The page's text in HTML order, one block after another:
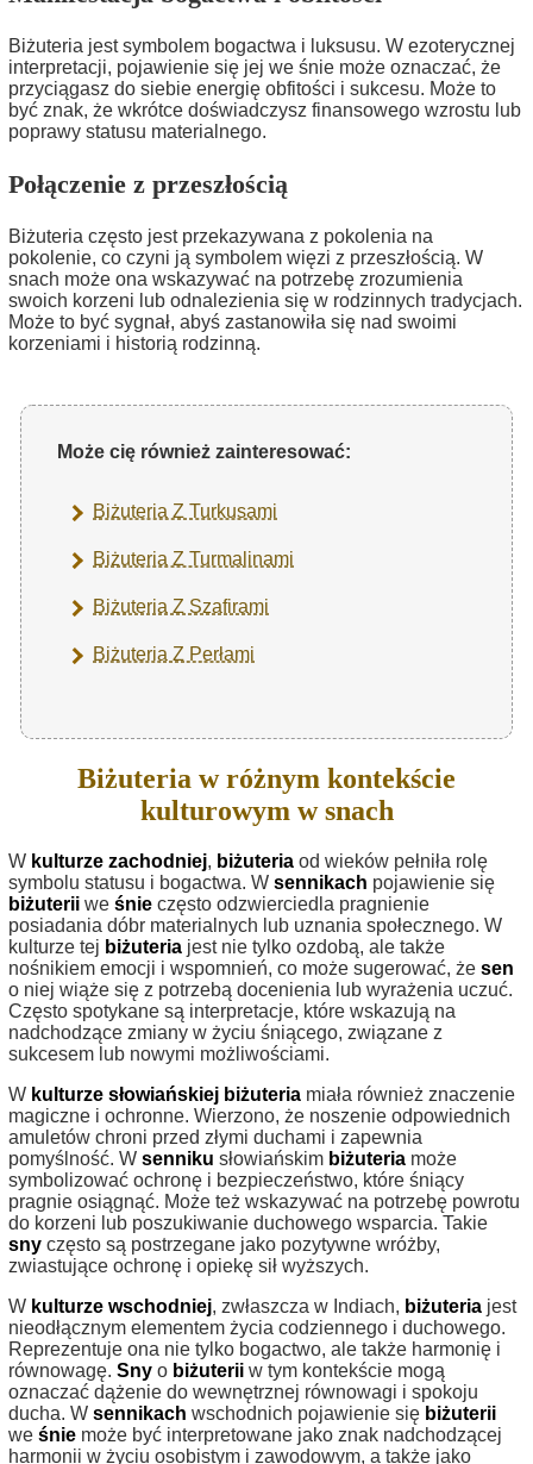
Biżuteria jest symbolem bogactwa i luksusu. W ezoterycznej
interpretacji, pojawienie się jej we śnie może oznaczać, że
przyciągasz do siebie energię obfitości i sukcesu. Może to
być znak, że wkrótce doświadczysz finansowego wzrostu lub
poprawy statusu materialnego.
Połączenie z przeszłością
Biżuteria często jest przekazywana z pokolenia na
pokolenie, co czyni ją symbolem więzi z przeszłością. W
snach może ona wskazywać na potrzebę zrozumienia
swoich korzeni lub odnalezienia się w rodzinnych tradycjach.
Może to być sygnał, abyś zastanowiła się nad swoimi
korzeniami i historią rodzinną.
Może cię również zainteresować:
Biżuteria Z Turkusami
Biżuteria Z Turmalinami
Biżuteria Z Szafirami
Biżuteria Z Perłami
Biżuteria w różnym kontekście
kulturowym w snach
W kulturze zachodniej, biżuteria od wieków pełniła rolę
symbolu statusu i bogactwa. W sennikach pojawienie się
biżuterii we śnie często odzwierciedla pragnienie
posiadania dóbr materialnych lub uznania społecznego. W
kulturze tej biżuteria jest nie tylko ozdobą, ale także
nośnikiem emocji i wspomnień, co może sugerować, że sen
o niej wiąże się z potrzebą docenienia lub wyrażenia uczuć.
Często spotykane są interpretacje, które wskazują na
nadchodzące zmiany w życiu śniącego, związane z
sukcesem lub nowymi możliwościami.
W kulturze słowiańskiej biżuteria miała również znaczenie
magiczne i ochronne. Wierzono, że noszenie odpowiednich
amuletów chroni przed złymi duchami i zapewnia
pomyślność. W senniku słowiańskim biżuteria może
symbolizować ochronę i bezpieczeństwo, które śniący
pragnie osiągnąć. Może też wskazywać na potrzebę powrotu
do korzeni lub poszukiwanie duchowego wsparcia. Takie
sny często są postrzegane jako pozytywne wróżby,
zwiastujące ochronę i opiekę sił wyższych.
W kulturze wschodniej, zwłaszcza w Indiach, biżuteria jest
nieodłącznym elementem życia codziennego i duchowego.
Reprezentuje ona nie tylko bogactwo, ale także harmonię i
równowagę. Sny o biżuterii w tym kontekście mogą
oznaczać dążenie do wewnętrznej równowagi i spokoju
ducha. W sennikach wschodnich pojawienie się biżuterii
we śnie może być interpretowane jako znak nadchodzącej
harmonii w życiu osobistym i zawodowym, a także jako